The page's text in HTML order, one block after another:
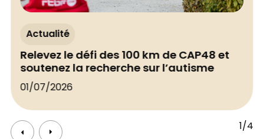
Actualité
Relevez le défi des 100 km de CAP48 et
soutenez la recherche sur l’autisme
01/07/2026
1/4